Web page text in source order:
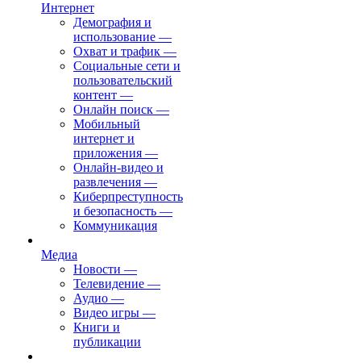
Интернет
Демография и
использование —
Охват и трафик —
Социальные сети и
пользовательский
контент —
Онлайн поиск —
Мобильный
интернет и
приложения —
Онлайн-видео и
развлечения —
Киберпреступность
и безопасность —
Коммуникация
Медиа
Новости —
Телевидение —
Аудио —
Видео игры —
Книги и
публикации